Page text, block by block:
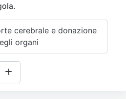
cerebrale e donazione
organi